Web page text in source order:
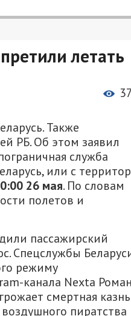
летать
Также
РБ. Об этом заявил
служба
или с
26 мая. По словам
полетов и
пассажирский
Спецслужбы
режиму
канала Nexta
смертная казнь.
пиратства